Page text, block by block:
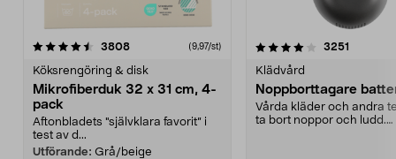
3808recensioner (9,97/st)
Köksrengöring & disk
Mikrofiberduk 32 x 31 cm, 4-
pack
Aftonbladets "självklara favorit” i
test av d...
Utförande: Grå/beige
4.0av 5 stjärnor 3251
Klädvård
Noppborttagare
Vårda kläder och andra
ta bort noppor och ludd.
4.5av 5 stjärnor